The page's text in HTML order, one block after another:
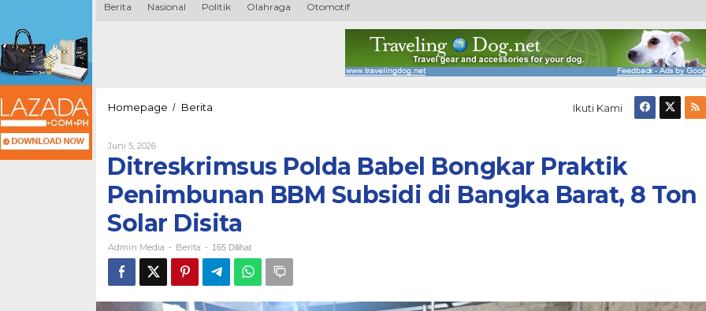
Berita Nasional Politik Olahraga Otomotif
Homepage / Berita
Praktik
Penimbunan
BBM
Subsidi
di
Bangka
Barat,
8
Ton
Disita
Ikuti Kami
Juni 5, 2026Oleh
Admin
Media
Ditreskrimsus Polda Babel Bongkar Praktik
Penimbunan BBM Subsidi di Bangka Barat, 8 Ton
Solar Disita
Admin Media - Berita - 165 Dilihat